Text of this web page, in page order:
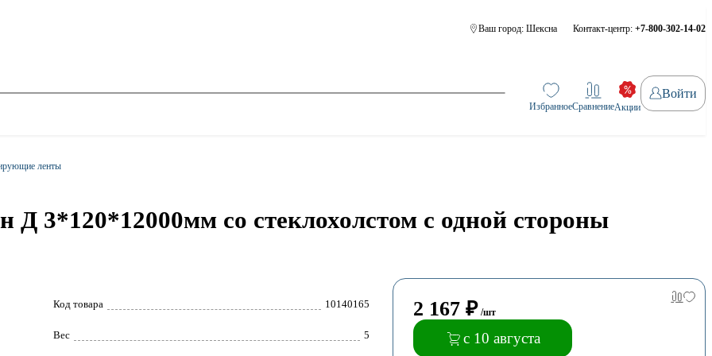
Ваш город: Шексна Контакт-центр: +7-800-302-14-02
ИзбранноеСравнениеАкции
Войти
ленты
Д 3*120*12000мм со стеклохолстом с одной стороны
Код товара 10140165
Вес 5
2 167 ₽ /шт
с 10 августа